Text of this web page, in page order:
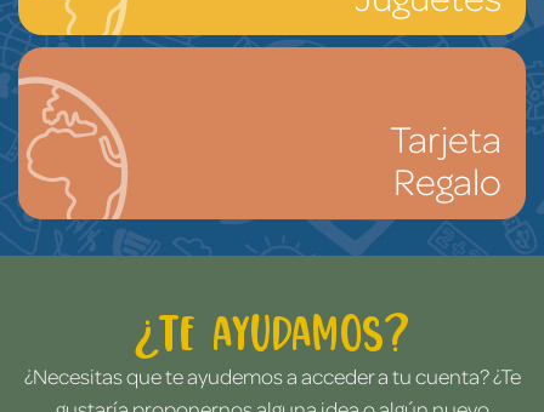
Tarjeta
Regalo
¿Te ayudamos?
¿Necesitas que te ayudemos a acceder a tu cuenta? ¿Te